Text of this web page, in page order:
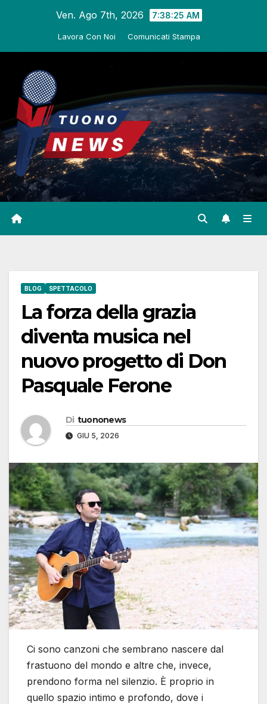
Ven. Ago 7th, 2026 7:38:26 AM
Lavora Con Noi Comunicati Stampa
BLOG SPETTACOLO
La forza della grazia
diventa musica nel
nuovo progetto di Don
Pasquale Ferone
Di tuononews
GIU 5, 2026
Ci sono canzoni che sembrano nascere dal
frastuono del mondo e altre che, invece,
prendono forma nel silenzio. È proprio in
quello spazio intimo e profondo, dove i